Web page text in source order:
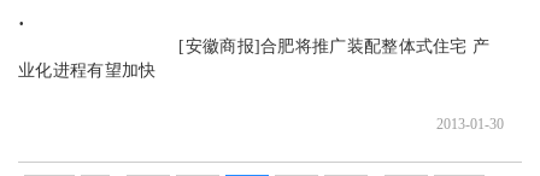
业化进程有望加快
2013-01-30